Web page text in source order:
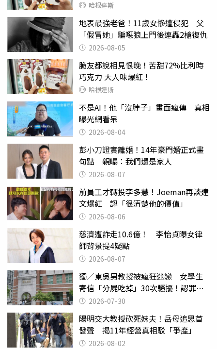
哈根達斯
地表最強老爸！11歲女慘遭侵犯 父
「假冒她」騙噁狼上門後連轟2槍復仇
2026-08-05
脆友都說相見恨晚！苦甜72%比利時
巧克力 大人味爆紅！
哈根達斯
不是AI！他「沒脖子」畫面瘋傳 真相
曝光網看呆
2026-08-04
彭小刀證實離婚！14年豪門婚正式畫
句點 親曝：我們還是家人
2026-08-07
前員工才轉投李多慧！Joeman再談建
文爆紅 認「很清楚他的價值」
2026-08-06
慈濟遭詐走10.6億！ 李怡貞曝女律
師背景提4疑點
2026-08-07
獨／東吳男教授被瘋狂迷戀 女學生
寄信「分屍吃掉」30次騷擾！認罪免
關 2026-07-30
陽明交大教授砍死妹夫！岳母追思首
發聲 揭11年經營真相駁「爭產」
2026-08-02